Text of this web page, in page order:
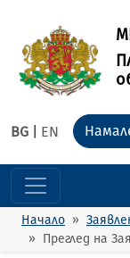
BG EN
Начало
Преглед на